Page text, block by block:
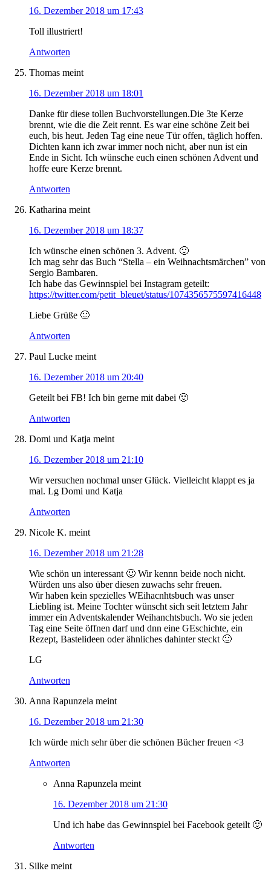
16. Dezember 2018 um 17:43
Toll illustriert!
Antworten
Thomas meint
16. Dezember 2018 um 18:01
Danke für diese tollen Buchvorstellungen.Die 3te Kerze
brennt, wie die die Zeit rennt. Es war eine schöne Zeit bei
euch, bis heut. Jeden Tag eine neue Tür offen, täglich hoffen.
Dichten kann ich zwar immer noch nicht, aber nun ist ein
Ende in Sicht. Ich wünsche euch einen schönen Advent und
hoffe eure Kerze brennt.
Antworten
Katharina meint
16. Dezember 2018 um 18:37
Ich wünsche einen schönen 3. Advent. 🙂
Ich mag sehr das Buch “Stella – ein Weihnachtsmärchen” von
Sergio Bambaren.
Ich habe das Gewinnspiel bei Instagram geteilt:
https://twitter.com/petit_bleuet/status/1074356575597416448
Liebe Grüße 🙂
Antworten
Paul Lucke meint
16. Dezember 2018 um 20:40
Geteilt bei FB! Ich bin gerne mit dabei 🙂
Antworten
Domi und Katja meint
16. Dezember 2018 um 21:10
Wir versuchen nochmal unser Glück. Vielleicht klappt es ja
mal. Lg Domi und Katja
Antworten
Nicole K. meint
16. Dezember 2018 um 21:28
Wie schön un interessant 🙂 Wir kennn beide noch nicht.
Würden uns also über diesen zuwachs sehr freuen.
Wir haben kein spezielles WEihacnhtsbuch was unser
Liebling ist. Meine Tochter wünscht sich seit letztem Jahr
immer ein Adventskalender Weihanchtsbuch. Wo sie jeden
Tag eine Seite öffnen darf und dnn eine GEschichte, ein
Rezept, Bastelideen oder ähnliches dahinter steckt 🙂
LG
Antworten
Anna Rapunzela meint
16. Dezember 2018 um 21:30
Ich würde mich sehr über die schönen Bücher freuen <3
Antworten
Anna Rapunzela meint
16. Dezember 2018 um 21:30
Und ich habe das Gewinnspiel bei Facebook geteilt 🙂
Antworten
Silke meint